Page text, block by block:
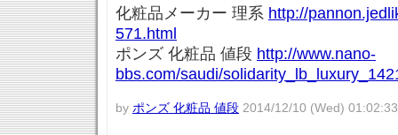
化粧品メーカー 理系 http://
571.html
ポンズ 化粧品 値段 http://www.nano-
bbs.com/saudi/
by ポンズ 化粧品 値段 2014/12/10 (Wed) 01:02:33